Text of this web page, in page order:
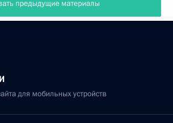
предыдущие материалы
для мобильных устройств